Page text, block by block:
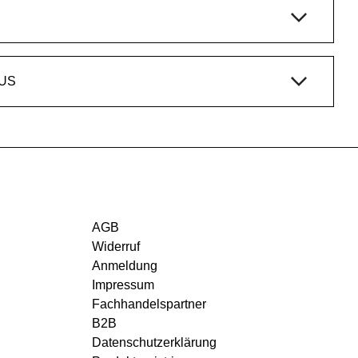
AGB
Widerruf
Anmeldung
Impressum
Fachhandelspartner
B2B
Datenschutzerklärung